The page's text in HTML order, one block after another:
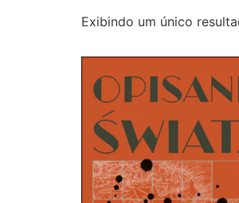
Exibindo um único